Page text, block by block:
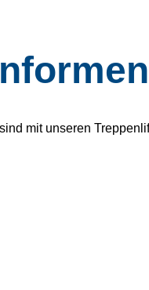
mit unseren